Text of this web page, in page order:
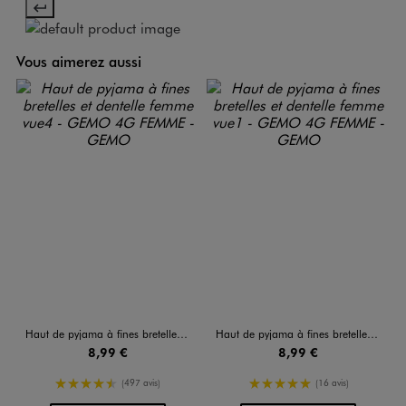
Vous aimerez aussi
Haut de pyjama à fines bretelles et dentelle femme
8,99 €
4.5/5 de moyenne
(497 avis)
Haut de pyjama à fines bretelles et dentelle femme
8,99 €
5/5 de moyenne
(16 avis)